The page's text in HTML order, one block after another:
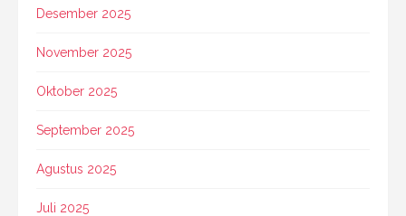
Desember 2025
November 2025
Oktober 2025
September 2025
Agustus 2025
Juli 2025